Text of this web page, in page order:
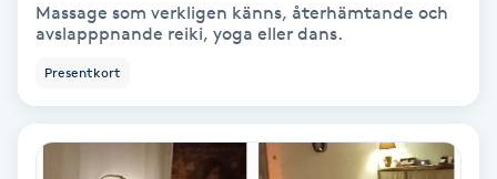
Fotsvamp
Fransar
Massage som verkligen känns, återhämtande och
avslapppnande reiki, yoga eller dans.
Presentkort